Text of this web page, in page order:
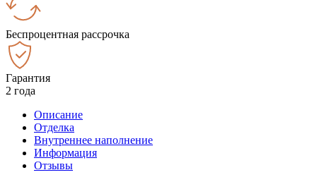
Беспроцентная рассрочка
Гарантия
2 года
Описание
Отделка
Внутреннее наполнение
Информация
Отзывы